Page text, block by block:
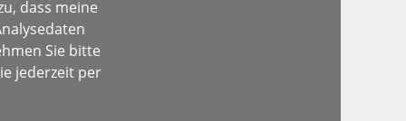
dass meine
Sie bitte
jederzeit per